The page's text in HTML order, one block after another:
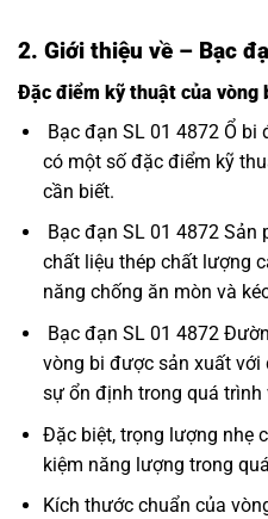
2. Giới thiệu về – Bạc
Đặc điểm kỹ thuật của vòng
Bạc đạn SL 01 4872 Ổ bi
có một số đặc điểm kỹ
cần biết.
Bạc đạn SL 01 4872
chất liệu thép chất lượng
năng chống ăn mòn và
Bạc đạn SL 01 4872
vòng bi được sản xuất
sự ổn định trong quá trình
Đặc biệt, trọng lượng nhẹ
kiệm năng lượng trong
Kích thước chuẩn của